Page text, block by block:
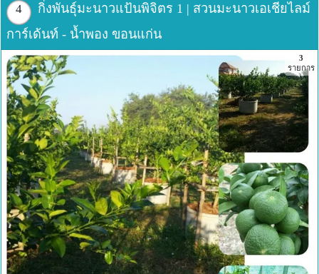
4
กิ่งพันธุ์มะนาวแป้นพิจิตร 1 | สวนมะนาวเอเชียไลม์
การ์เด้นท์ - น้ำพอง ขอนแก่น
3
รายการ